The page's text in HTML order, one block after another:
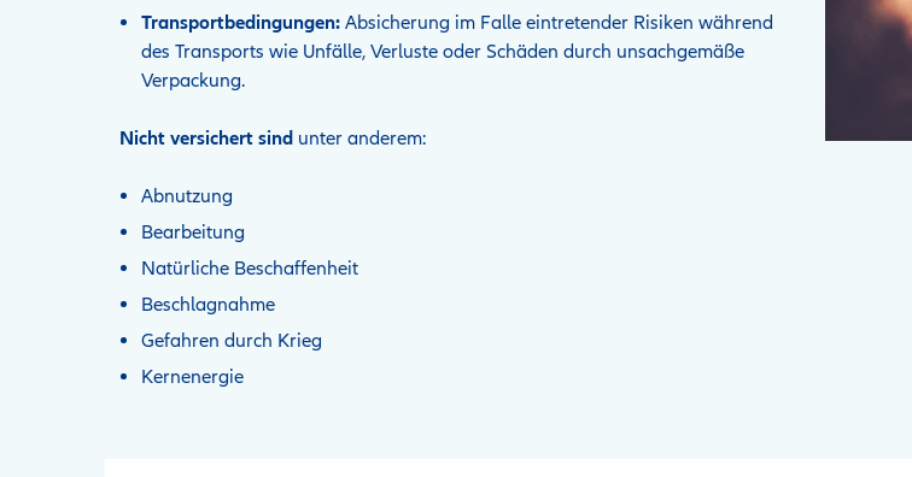
Transportbedingungen: Absicherung im Falle eintretender Risiken während
des Transports wie Unfälle, Verluste oder Schäden durch unsachgemäße
Verpackung.
Nicht versichert sind unter anderem:
Abnutzung
Bearbeitung
Natürliche Beschaffenheit
Beschlagnahme
Gefahren durch Krieg
Kernenergie